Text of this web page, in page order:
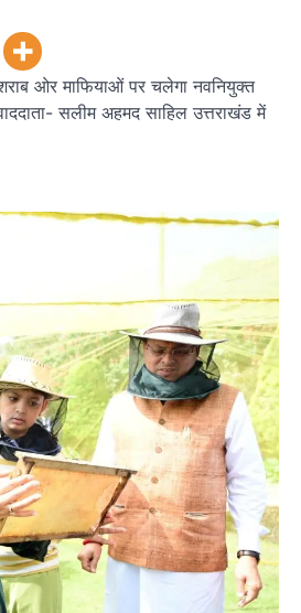
ओर माफियाओं पर चलेगा नवनियुक्त
सलीम अहमद साहिल उत्तराखंड में